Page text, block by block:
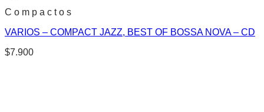
C o m p a c t o s
VARIOS – COMPACT JAZZ, BEST OF BOSSA NOVA – CD
$7.900